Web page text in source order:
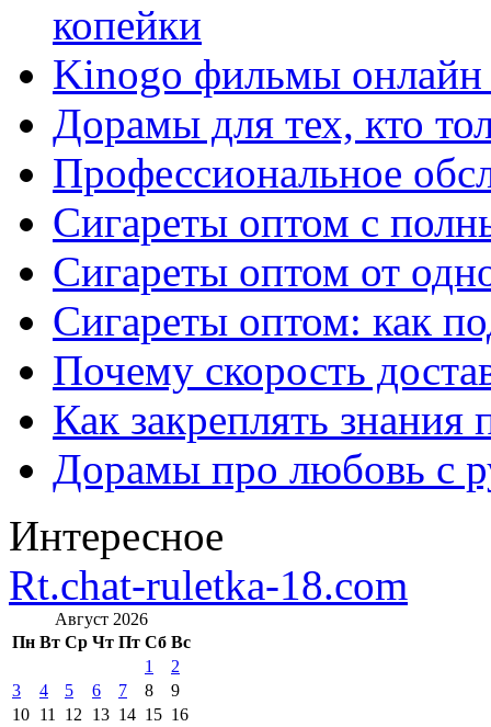
копейки
Kinogo фильмы онлайн
Дорамы для тех, кто
Профессиональное
Сигареты оптом с
Сигареты оптом от
Сигареты оптом: как
Почему скорость
Как закреплять знания
Дорамы про любовь с
Интересное
Rt.chat-ruletka-18.com
Август 2026
Пн Вт Ср Чт Пт Сб Вс
1
2
3
4 5 6 7 8
9
10 11 12 13 14 15 16